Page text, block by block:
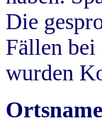
Die
Fällen bei
wurden